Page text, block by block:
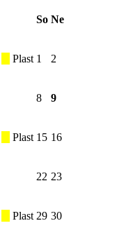
So Ne
Plast 1 2
8 9
Plast 15 16
22 23
Plast 29 30